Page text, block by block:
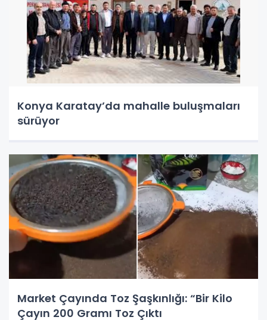
Konya Karatay’da mahalle buluşmaları
sürüyor
Market Çayında Toz Şaşkınlığı: “Bir Kilo
Çayın 200 Gramı Toz Çıktı